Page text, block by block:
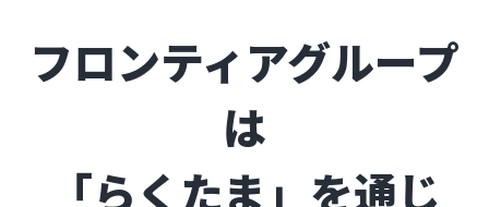
フロンティアグループ
は
「らくたま」を通じ